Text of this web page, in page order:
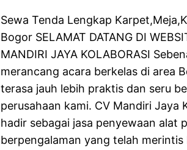
Sewa Tenda Lengkap
Bogor SELAMAT DATANG DI
MANDIRI JAYA KOLABORASI
merancang acara berkelas di area
terasa jauh lebih praktis dan seru
perusahaan kami. CV Mandiri Jaya
hadir sebagai jasa penyewaan alat
berpengalaman yang telah merintis